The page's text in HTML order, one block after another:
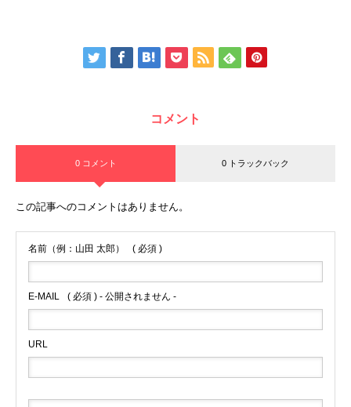
コメント
0 コメント 0 トラックバック
この記事へのコメントはありません。
名前（例：山田 太郎） ( 必須 )
E-MAIL ( 必須 ) - 公開されません -
URL